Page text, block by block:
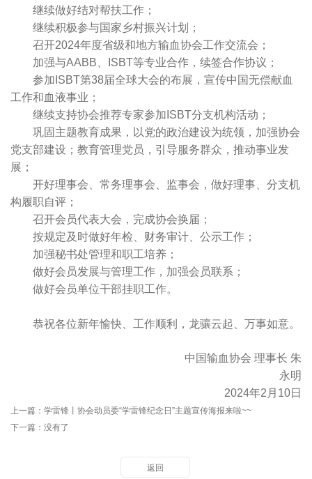
继续做好结对帮扶工作；
继续积极参与国家乡村振兴计划；
召开2024年度省级和地方输血协会工作交流会；
加强与AABB、ISBT等专业合作，续签合作协议；
参加ISBT第38届全球大会的布展，宣传中国无偿献血
工作和血液事业；
继续支持协会推荐专家参加ISBT分支机构活动；
巩固主题教育成果，以党的政治建设为统领，加强协会
党支部建设；教育管理党员，引导服务群众，推动事业发
展；
开好理事会、常务理事会、监事会，做好理事、分支机
构履职自评；
召开会员代表大会，完成协会换届；
按规定及时做好年检、财务审计、公示工作；
加强秘书处管理和职工培养；
做好会员发展与管理工作，加强会员联系；
做好会员单位干部挂职工作。
恭祝各位新年愉快、工作顺利，龙骧云起、万事如意。
中国输血协会 理事长 朱
永明
2024年2月10日
上一篇： 学雷锋丨协会动员委“学雷锋纪念日”主题宣传海报来啦~~
下一篇：没有了
返回